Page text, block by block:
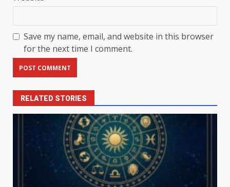
Save my name, email, and website in this browser
for the next time I comment.
RELATED STORIES